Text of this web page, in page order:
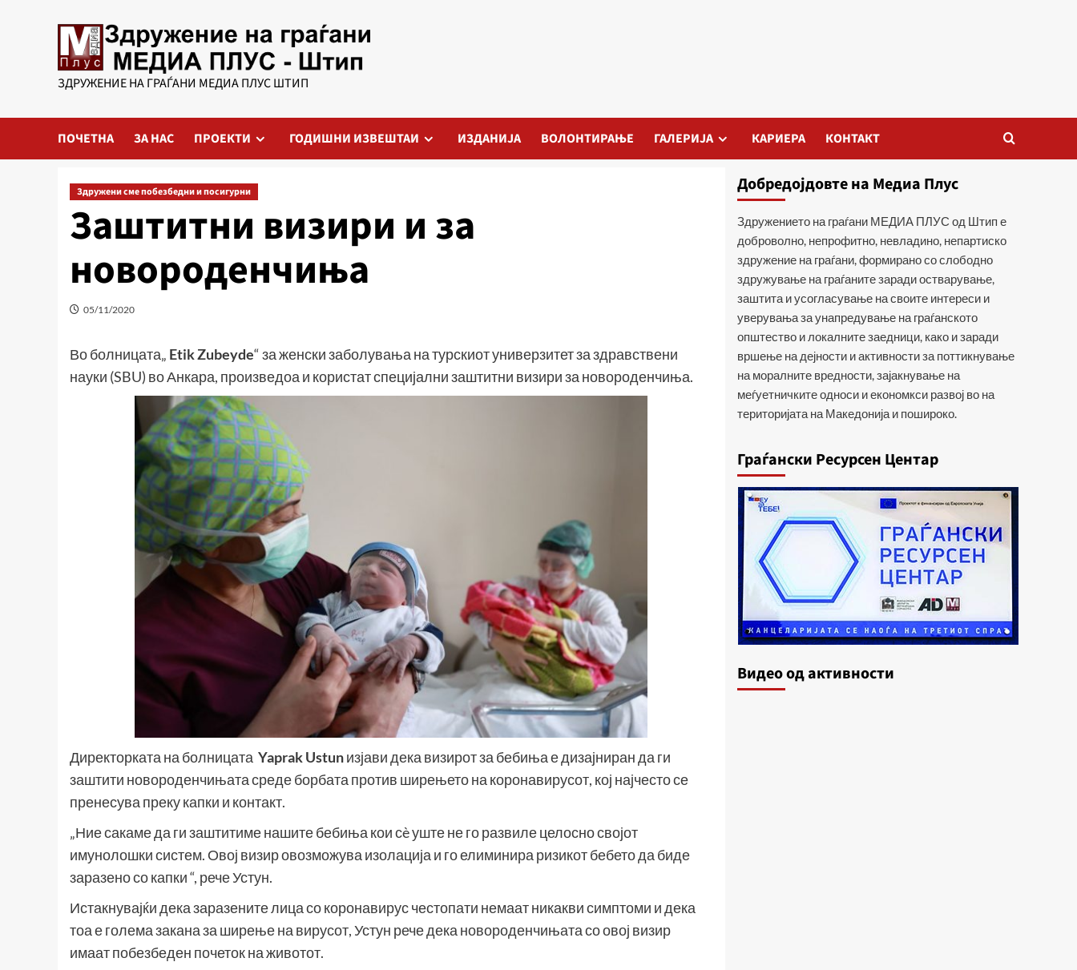
ЗДРУЖЕНИЕ НА ГРАЃАНИ МЕДИА ПЛУС ШТИП
ПОЧЕТНА ЗА НАС ПРОЕКТИ ГОДИШНИ ИЗВЕШТАИ ИЗДАНИЈА ВОЛОНТИРАЊЕ ГАЛЕРИЈА КАРИЕРА КОНТАКТ
Здружени сме побезбедни и посигурни
Заштитни визири и за
новороденчиња
05/11/2020
Во болницата„ Etik Zubeyde“ за женски заболувања на турскиот универзитет за здравствени
науки (SBU) во Анкара, произведоа и користат специјални заштитни визири за новороденчиња.
Директорката на болницата Yaprak Ustunизјави дека визирот за бебиња е дизајниран да ги
заштити новороденчињата среде борбата против ширењето на коронавирусот, кој најчесто се
пренесува преку капки и контакт.
„Ние сакаме да ги заштитиме нашите бебиња кои сè уште не го развиле целосно својот
имунолошки систем. Овој визир овозможува изолација и го елиминира ризикот бебето да биде
заразено со капки “, рече Устун.
Истакнувајќи дека заразените лица со коронавирус честопати немаат никакви симптоми и дека
тоа е голема закана за ширење на вирусот, Устун рече дека новороденчињата со овој визир
имаат побезбеден почеток на животот.
Добредојдовте на Медиа Плус
Здружението на граѓани МЕДИА ПЛУС од Штип е
доброволно, непрофитно, невладино, непартиско
здружение на граѓани, формирано со слободно
здружување на граѓаните заради остварување,
заштита и усогласување на своите интереси и
уверувања за унапредување на граѓанското
општество и локалните заедници, како и заради
вршење на дејности и активности за поттикнување
на моралните вредности, зајакнување на
меѓуетничките односи и економкси развој во на
територијата на Македонија и пошироко.
Граѓански Ресурсен Центар
Видеo од активности